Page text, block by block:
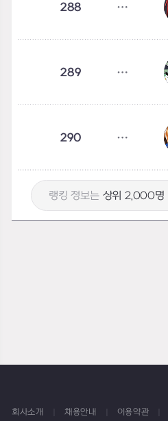
288
289
290
랭킹 정보는 상위 2,000명
회사소개 채용안내 이용약관